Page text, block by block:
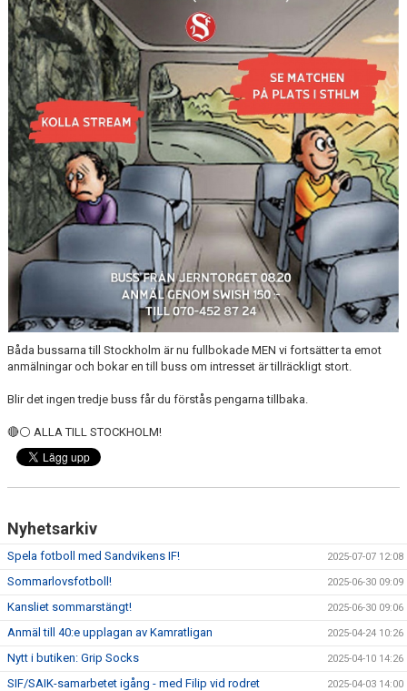
INTRESSEANMÄLAN FÖR SPELARE
INTRESSEANMÄLAN LEDARE
ANMÄLAN TILL CAMPER
Båda bussarna till Stockholm är nu fullbokade MEN vi fortsätter ta emot
anmälningar och bokar en till buss om intresset är tillräckligt stort.
Blir det ingen tredje buss får du förstås pengarna tillbaka.
🔴⚪️ ALLA TILL STOCKHOLM!
Nyhetsarkiv
Spela fotboll med Sandvikens IF! 2025-07-07 12:08
Sommarlovsfotboll! 2025-06-30 09:09
Kansliet sommarstängt! 2025-06-30 09:06
Anmäl till 40:e upplagan av Kamratligan 2025-04-24 10:26
Nytt i butiken: Grip Socks 2025-04-10 14:26
SIF/SAIK-samarbetet igång - med Filip vid rodret 2025-04-03 14:00